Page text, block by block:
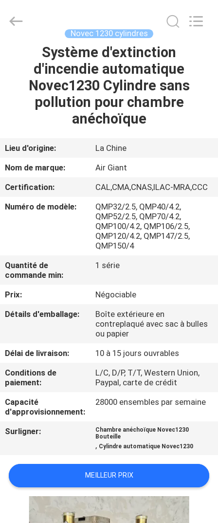
MAISON
PRODUITS
EXPOSITION
VR
PROPOS
DE
VISITE
D'USINE
CONTRÔLE
TÉLÉCHARGER
DEMANDEZ
UNE
CITATION
PLAN
DU
Giant
Novec 1230 cylindres
Système d'extinction
d'incendie automatique
Novec1230 Cylindre sans
pollution pour chambre
anéchoïque
Lieu d'origine:
La Chine
Nom de marque:
Air Giant
Certification:
CAL,CMA,CNAS,ILAC-MRA,CCC
Numéro de modèle:
QMP32/2.5, QMP40/4.2,
QMP52/2.5, QMP70/4.2,
QMP100/4.2, QMP106/2.5,
QMP120/4.2, QMP147/2.5,
QMP150/4
Quantité de
commande min:
1 série
Prix:
Négociable
Détails d'emballage:
Boîte extérieure en
contreplaqué avec sac à bulles
ou papier
Délai de livraison:
10 à 15 jours ouvrables
Conditions de
paiement:
L/C, D/P, T/T, Western Union,
Paypal, carte de crédit
Capacité
d'approvisionnement:
28000 ensembles par semaine
Surligner:
Chambre anéchoïque Novec1230
Bouteille
, Cylindre automatique Novec1230
MEILLEUR PRIX